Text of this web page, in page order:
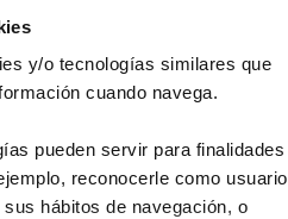
y/o tecnologías similares que
cuando navega.
pueden servir para finalidades
reconocerle como
hábitos de navegación, o
16:00 h
,el rendimiento yel
KeithFerrazziesCEOde